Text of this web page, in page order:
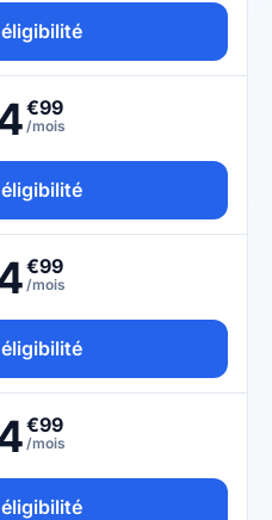
€99
/mois
€99
/mois
€99
/mois